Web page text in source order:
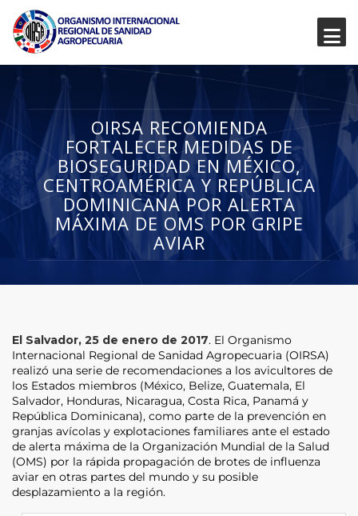
OIRSA RECOMIENDA
FORTALECER MEDIDAS DE
BIOSEGURIDAD EN MÉXICO,
CENTROAMÉRICA Y REPÚBLICA
DOMINICANA POR ALERTA
MÁXIMA DE OMS POR GRIPE
AVIAR
El Salvador, 25 de enero de 2017. El Organismo
Internacional Regional de Sanidad Agropecuaria (OIRSA)
realizó una serie de recomendaciones a los avicultores de
los Estados miembros (México, Belize, Guatemala, El
Salvador, Honduras, Nicaragua, Costa Rica, Panamá y
República Dominicana), como parte de la prevención en
granjas avícolas y explotaciones familiares ante el estado
de alerta máxima de la Organización Mundial de la Salud
(OMS) por la rápida propagación de brotes de influenza
aviar en otras partes del mundo y su posible
desplazamiento a la región.